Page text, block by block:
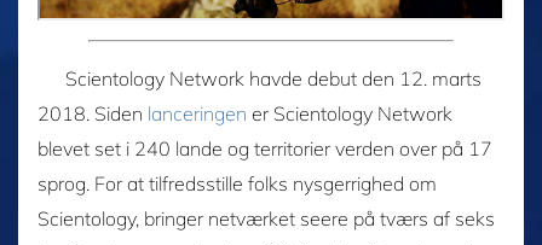
Scientology Network havde debut den 12. marts
2018. Siden lanceringen er Scientology Network
blevet set i 240 lande og territorier verden over på 17
sprog. For at tilfredsstille folks nysgerrighed om
Scientology, bringer netværket seere på tværs af seks